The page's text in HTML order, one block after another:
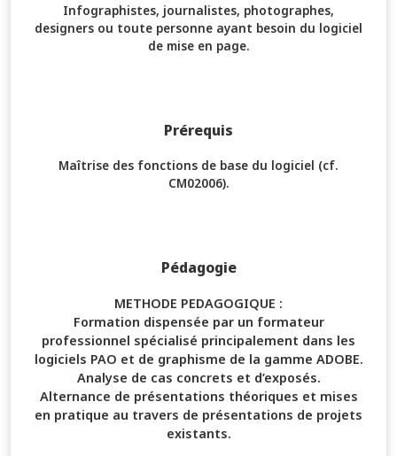
Infographistes, journalistes, photographes,
designers ou toute personne ayant besoin du logiciel
de mise en page.
Prérequis
Maîtrise des fonctions de base du logiciel (cf.
CM02006).
Pédagogie
METHODE PEDAGOGIQUE :
Formation dispensée par un formateur
professionnel spécialisé principalement dans les
logiciels PAO et de graphisme de la gamme ADOBE.
Analyse de cas concrets et d’exposés.
Alternance de présentations théoriques et mises
en pratique au travers de présentations de projets
existants.